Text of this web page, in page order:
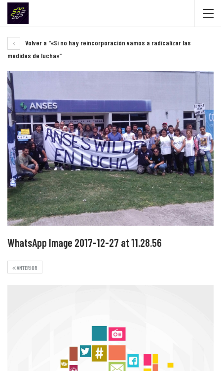
Volver a "«Si no hay reincorporación vamos a radicalizar las
medidas de lucha»"
WhatsApp Image 2017-12-27 at 11.28.56
ANTERIOR